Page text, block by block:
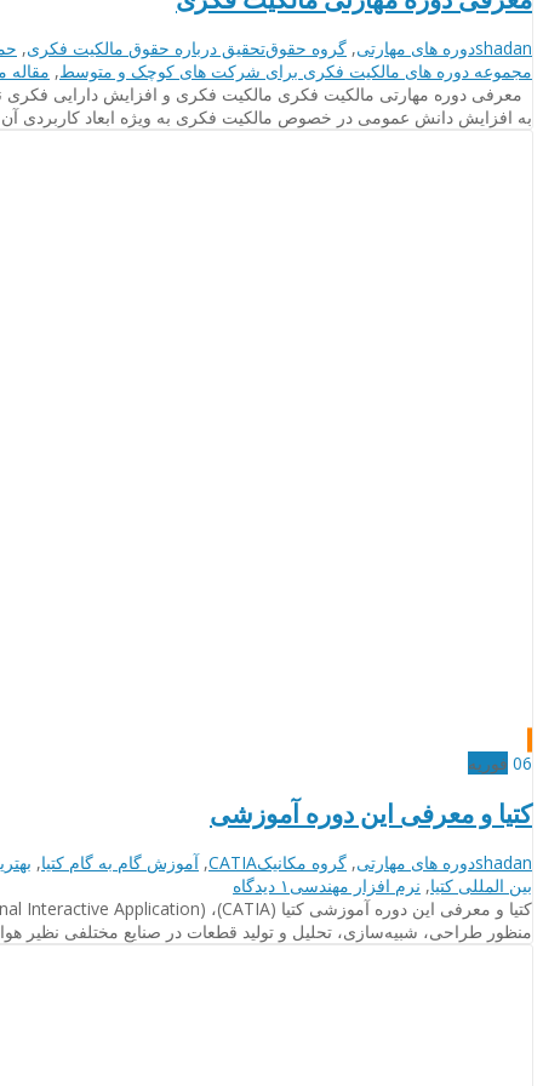
نویسنده
shadanدسته‌بندی‌ها
دوره های مهارتی, گروه حقوقبرچسب
ها
تحقیق درباره حقوق مالکیت فکری,
مجموعه دوره های مالکیت فکری برای شرکت های کوچک و متوسط, مقاله
معرفی دوره مهارتی مالکیت فکری مالکیت فکری و افزایش دارایی فکری
به افزایش دانش عمومی در خصوص مالکیت فکری به ویژه ابعاد
06 فوریه
کتیا و معرفی این دوره آموزشی
نویسنده
shadanدسته‌بندی‌ها
دوره های مهارتی, گروه مکانیکبرچسب
ها
CATIA
,آموزش گام به گام کتیا,
بین المللی کتیا, نرم افزار مهندسی ۱ دیدگاه
کتیا
و
منظور طراحی، شبیه‌سازی، تحلیل و تولید قطعات در صنایع مختلفی نظیر